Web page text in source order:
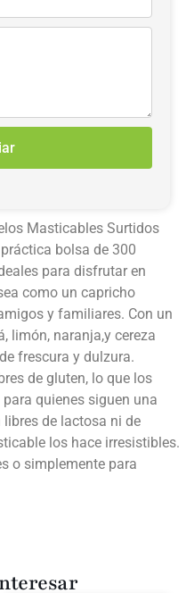
Masticables Surtidos
bolsa de 300
para disfrutar en
como un capricho
y familiares. Con un
limón, naranja,y cereza
frescura y dulzura.
de gluten, lo que los
quienes siguen una
libres de lactosa ni de
los hace irresistibles.
o simplemente para